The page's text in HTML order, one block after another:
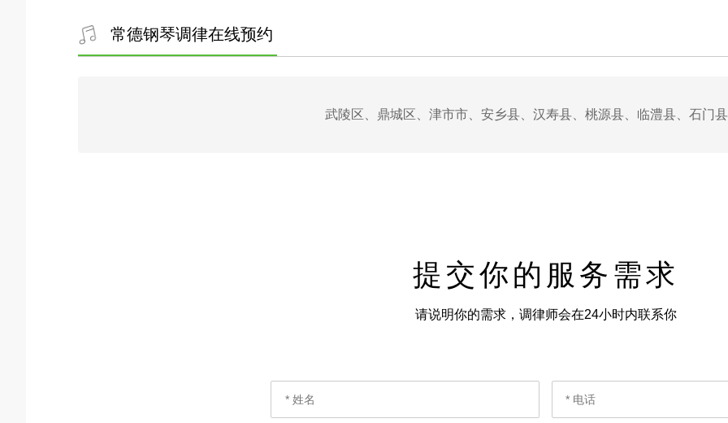
常德钢琴调律在线预约
武陵区、鼎城区、津市市、安乡县、汉寿县、桃源县、临澧县、石门
提交你的服务需求
请说明你的需求，调律师会在24小时内联系你